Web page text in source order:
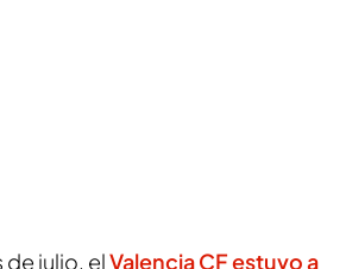
de julio, elValencia CF estuvo a